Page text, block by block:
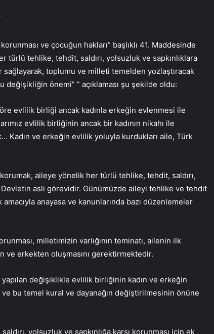
ve çocuğun hakları” başlıklı 41. Maddesinde
türlü tehlike, tehdit, saldırı, yolsuzluk ve sapkınlıklara
toplumu ve milleti temelden yozlaştıracak
değişikliğin önemi” ” açıklaması şu şekilde oldu:
evlilik birliği ancak kadınla erkeğin evlenmesi ile
evlilik birliğinin ancak bir kadının nikahı ile
Kadın ve erkeğin evlilik yoluyla kurdukları aile, Türk
aileye yönelik her türlü tehlike, tehdit, saldırı,
Devletin asli görevidir. Günümüzde aileyi tehlike ve tehdit
anayasa ve kanunlarında bazı düzenlemeler
milletimizin varlığının teminatı, ailenin ilk
erkekten oluşmasını gerektirmektedir.
yapılan değişiklikle evlilik birliğinin kadın ve erkeğin
bu temel kural ve dayanağın değiştirilmesinin önüne
yolsuzluk ve sapkınlığa karşı korunması için ek